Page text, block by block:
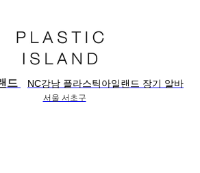
드 NC강남 플라스틱아일랜드 장기 알바
서울 서초구